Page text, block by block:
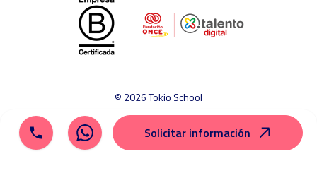
© 2026 Tokio School
Aviso legal
Política de cookies
Política de privacidad
Mapa del sitio
Canal ético
Solicitar información